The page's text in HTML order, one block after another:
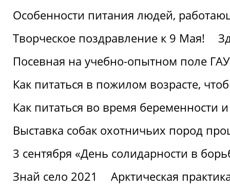
Особенности питания людей,
Творческое поздравление к 9 Мая!
Посевная на учебно-опытном поле
Как питаться в пожилом возрасте,
Как питаться во время беременности
Выставка собак охотничьих пород
3 сентября «День солидарности в
Знай село 2021
Арктическая